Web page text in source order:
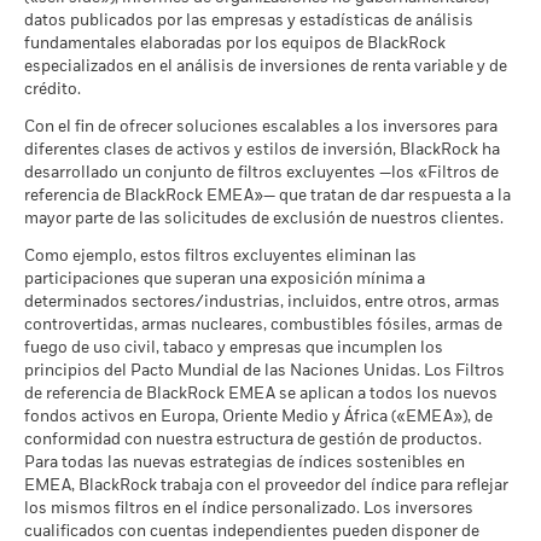
La rentabilidad se indica tras deducir los gastos corrientes.
Las eventuales comisiones de entrada/salida quedan
excluidas del cálculo.
Las cifras mostradas hacen referencia a rentabilidades
pasadas. La rentabilidad pasada no es un indicador fiable de
la rentabilidad futura. Los mercados podrían evolucionar de
formas muy diferentes en el futuro. Puede ayudarle a evaluar
cómo se ha gestionado el fondo en el pasado
La rentabilidad se muestra tomando como base el Valor
Liquidativo (VL), con reinversión de los ingresos brutos
cuando corresponda. La rentabilidad de su inversión puede
aumentar o disminuir como resultado de las fluctuaciones del
valor de las divisas si su inversión se realiza en una divisa
distinta de la utilizada para el cálculo de la rentabilidad
pasada. Fuente: Blackrock
Desfavorable
Lo que puede recibir una vez deducidos los
Rendimiento medio cada año
Rendimiento medio cada año
Favorable
Lo que puede recibir una vez deducidos los
Rendimiento medio cada año
El escenario de tensión muestra lo que usted podría recibir en
circunstancias extremas de los mercados.
Calificación de Fondos ESG
de MSCI (AAA-CCC)
a 17 jul 2026
Puntuación de Calidad ESG
a 17 jul 2026
Clasificación Global de
Fondos de Lipper
a 17 jul 2026
Equity Global
Intensidad Media Ponderada
de Exposición al Carbono de
MSCI (toneladas de
emisiones de CO2 / millón de
$ en ventas)
a 17 jul 2026
Porcentaje de Cobertura ESG
de MSCI
a 17 jul 2026
93,32
Puntuación de Calidad ESG
de MSCI - Percentil entre
Empresas Similares
a 17 jul 2026
a 30 jun 2026
MSCI - Tabaco
a 30 jun 2026
0,00%
MSCI - Empresas que no
cumplen lo establecido en el
Pacto Mundial de las
Naciones Unidas
a 30 jun 2026
0,00%
a 30 jun 2026
MSCI - Arenas Bituminosas
a 30 jun 2026
0,00%
Cobertura de Implicación
Empresarial
a 30 jun 2026
99,88%
Porcentaje del Fondo no
cubierto
1,15%
datos publicados por las empresas y estadísticas de análisis
fundamentales elaboradas por los equipos de BlackRock
especializados en el análisis de inversiones de renta variable y de
crédito.
Con el fin de ofrecer soluciones escalables a los inversores para
diferentes clases de activos y estilos de inversión, BlackRock ha
desarrollado un conjunto de filtros excluyentes —los «Filtros de
referencia de BlackRock EMEA»— que tratan de dar respuesta a la
mayor parte de las solicitudes de exclusión de nuestros clientes.
Como ejemplo, estos filtros excluyentes eliminan las
participaciones que superan una exposición mínima a
determinados sectores/industrias, incluidos, entre otros, armas
controvertidas, armas nucleares, combustibles fósiles, armas de
fuego de uso civil, tabaco y empresas que incumplen los
principios del Pacto Mundial de las Naciones Unidas. Los Filtros
de referencia de BlackRock EMEA se aplican a todos los nuevos
fondos activos en Europa, Oriente Medio y África («EMEA»), de
conformidad con nuestra estructura de gestión de productos.
Para todas las nuevas estrategias de índices sostenibles en
EMEA, BlackRock trabaja con el proveedor del índice para reflejar
los mismos filtros en el índice personalizado. Los inversores
cualificados con cuentas independientes pueden disponer de